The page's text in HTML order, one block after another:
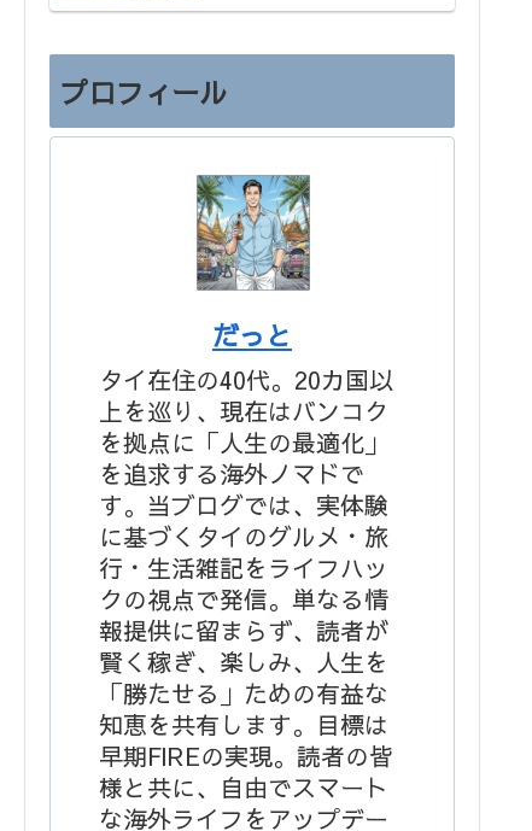
プロフィール
だっと
タイ在住の40代。20カ国以
上を巡り、現在はバンコク
を拠点に「人生の最適化」
を追求する海外ノマドで
す。当ブログでは、実体験
に基づくタイのグルメ・旅
行・生活雑記をライフハッ
クの視点で発信。単なる情
報提供に留まらず、読者が
賢く稼ぎ、楽しみ、人生を
「勝たせる」ための有益な
知恵を共有します。目標は
早期FIREの実現。読者の皆
様と共に、自由でスマート
な海外ライフをアップデー